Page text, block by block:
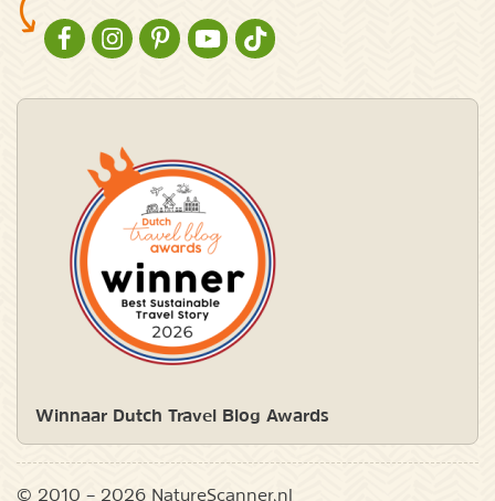
NATURESCANNER OP FACEBOOK
NATURESCANNER OP INSTAGRAM
NATURESCANNER OP PINTEREST
NATURESCANNER OP YOUTUBE
NATURESCANNER OP TIKTOK
Winnaar Dutch Travel Blog Awards
© 2010 – 2026 NatureScanner.nl